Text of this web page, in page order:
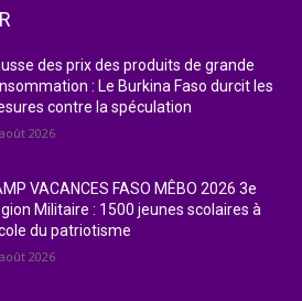
des prix des produits de grande
: Le Burkina Faso durcit les
contre la spéculation
2026
VACANCES FASO MÊBO 2026 3e
Militaire : 1500 jeunes scolaires à
du patriotisme
2026